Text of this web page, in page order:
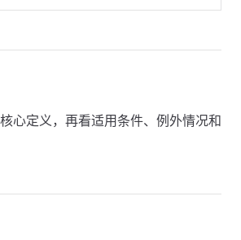
心定义，再看适用条件、例外情况和